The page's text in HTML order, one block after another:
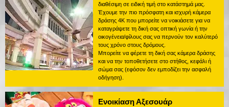
διαθέσιμη σε ειδική τιμή στο κατάστημά μας.
Έχουμε την πιο πρόσφατη και ισχυρή κάμερα
δράσης 4K που μπορείτε να νοικιάσετε για να
καταγράψετε τη δική σας οπτική γωνία ή την
οικογένεια/φίλους σας να περνούν τον καλύτερό
τους χρόνο στους δρόμους.
Μπορείτε να φέρετε τη δική σας κάμερα δράσης
και να την τοποθετήσετε στο στήθος, κεφάλι ή
σώμα σας (εφόσον δεν εμποδίζει την ασφαλή
οδήγηση).
Ενοικίαση Αξεσουάρ